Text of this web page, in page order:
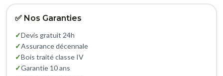
✅ Nos Garanties
✓Devis gratuit 24h
✓Assurance décennale
✓Bois traité classe IV
✓Garantie 10 ans